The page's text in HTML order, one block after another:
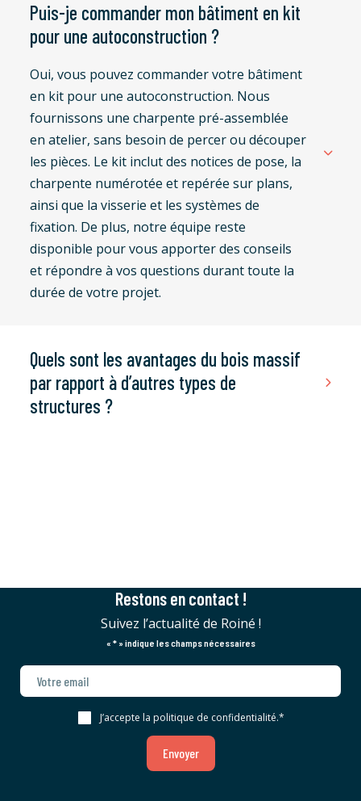
Puis-je commander mon bâtiment en kit
pour une autoconstruction ?
Oui, vous pouvez commander votre bâtiment
en kit pour une autoconstruction. Nous
fournissons une charpente pré-assemblée
en atelier, sans besoin de percer ou découper
les pièces. Le kit inclut des notices de pose, la
charpente numérotée et repérée sur plans,
ainsi que la visserie et les systèmes de
fixation. De plus, notre équipe reste
disponible pour vous apporter des conseils
et répondre à vos questions durant toute la
durée de votre projet.
Quels sont les avantages du bois massif
par rapport à d’autres types de
structures ?
Restons en contact !
Suivez l’actualité de Roiné !
« *» indique les champs nécessaires
J’accepte la politique de confidentialité.*
Envoyer